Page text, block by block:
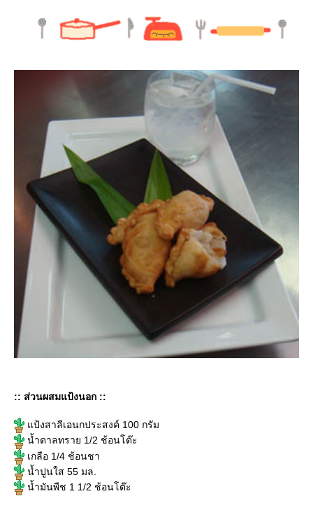
:: ส่วนผสมแป้งนอก ::
ป้งสาลีเอนกประสงค์ 100 กรัม
น้ำตาลทราย 1/2 ช้อนโต๊ะ
เกลือ 1/4 ช้อนชา
น้ำปูนใส 55 มล.
น้ำมันพืช 1 1/2 ช้อนโต๊ะ